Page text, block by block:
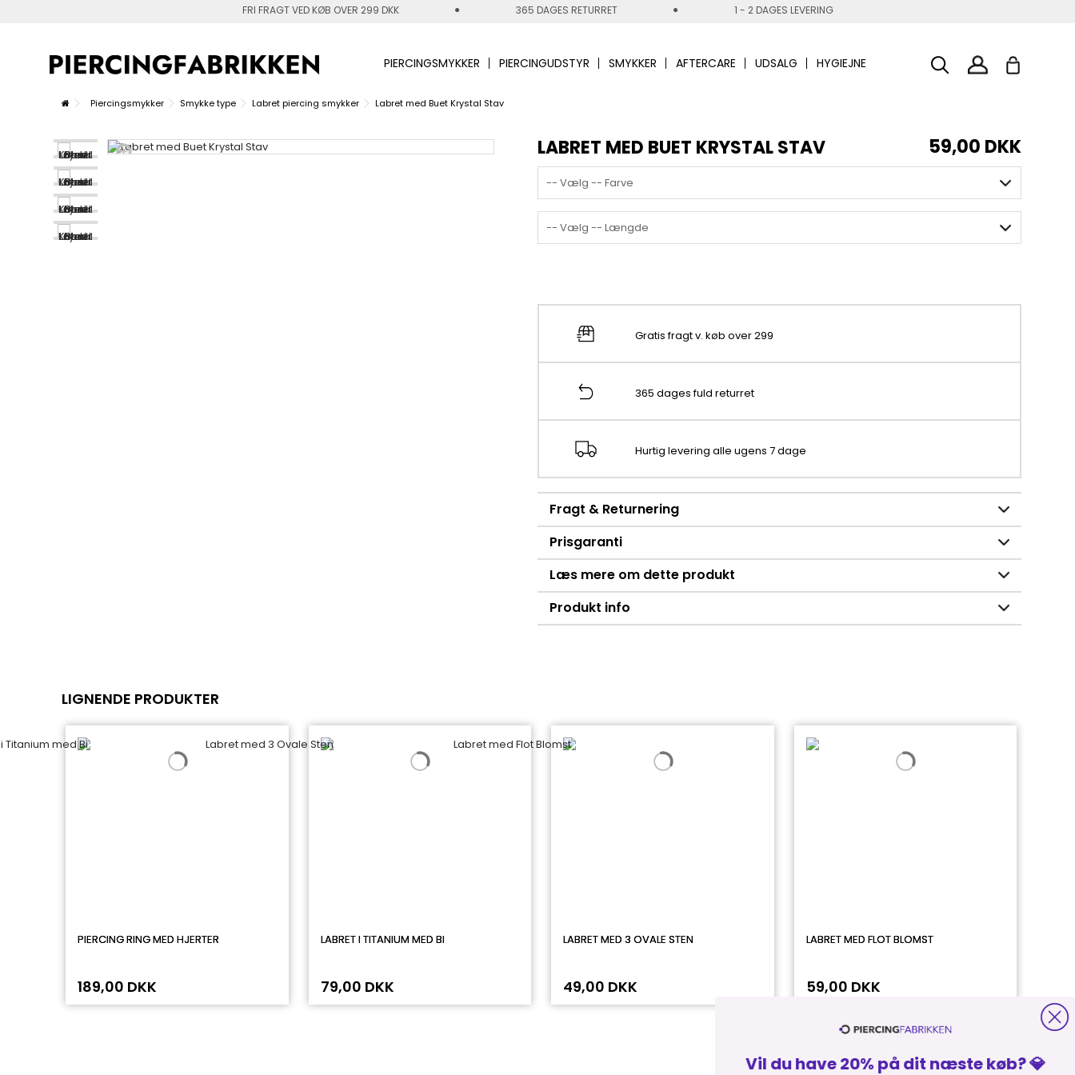
FRI FRAGT VED KØB OVER 299 DKK 365 DAGES RETURRET 1 - 2 DAGES LEVERING
PIERCINGSMYKKER PIERCINGUDSTYR SMYKKER AFTERCARE UDSALG HYGIEJNE
Piercingsmykker Smykke type Labret piercing smykker Labret med Buet Krystal Stav
LABRET MED BUET KRYSTAL STAV 59,00 DKK
-- Vælg -- Farve
-- Vælg -- Længde
Gratis fragt v. køb over 299
365 dages fuld returret
Hurtig levering alle ugens 7 dage
Fragt & Returnering
Prisgaranti
Læs mere om dette produkt
Produkt info
LIGNENDE PRODUKTER
PIERCING RING MED HJERTER
189,00 DKK
LABRET I TITANIUM MED BI
79,00 DKK
LABRET MED 3 OVALE STEN
49,00 DKK
LABRET MED FLOT BLOMST
59,00 DKK
Vil du have 20% på dit næste køb? 💎